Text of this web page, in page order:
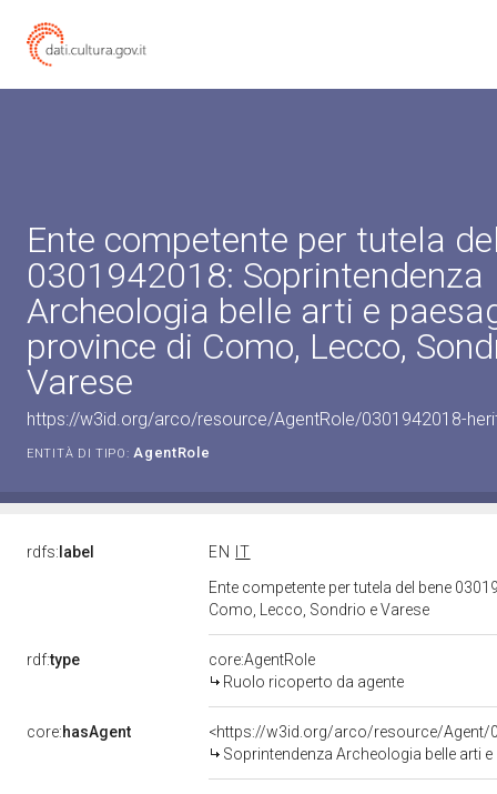
Ente competente per tutela
0301942018: Soprintendenza
Archeologia belle arti e
province di Como, Lecco,
Varese
https://w3id.org/arco/resource/AgentRole/0301942018-
ENTITÀ DI TIPO: AgentRole
rdfs: label EN
IT
Ente competente per tutela del bene
Como, Lecco, Sondrio e Varese
rdf:type
core:AgentRole
Ruolo ricoperto da agente
core:hasAgent
<https://w3id.org/arco/resource/Agent/
Soprintendenza Archeologia belle arti